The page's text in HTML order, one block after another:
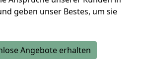
geben unser Bestes, um sie
Angebote erhalten